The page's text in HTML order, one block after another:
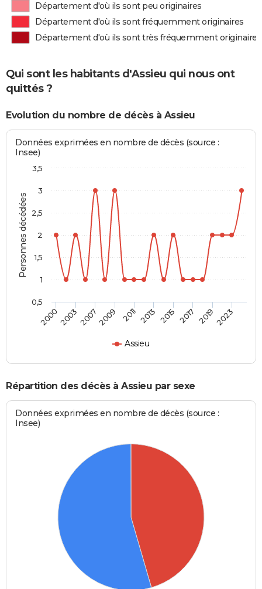
Département d'où ils sont peu originaires
Département d'où ils sont fréquemment originaires
Département d'où ils sont très fréquemment originaires
Qui sont les habitants d'Assieu qui nous ont
quittés ?
Evolution du nombre de décès à Assieu
Personnes décédées
Données exprimées en nombre de décès (source :
Insee)
Assieu
2000200320072009 2011 2013 2015 2017 20192023
0,5
1
1,5
2
2,5
3
3,5
Répartition des décès à Assieu par sexe
Données exprimées en nombre de décès (source :
Insee)